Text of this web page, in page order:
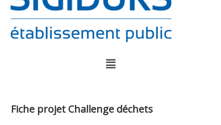
Fiche projet Challenge déchets